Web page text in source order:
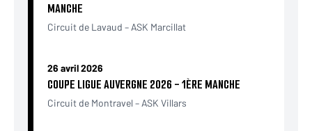
MANCHE
Circuit de Lavaud – ASK Marcillat
26 avril 2026
COUPE LIGUE AUVERGNE 2026 - 1ÈRE MANCHE
Circuit de Montravel – ASK Villars